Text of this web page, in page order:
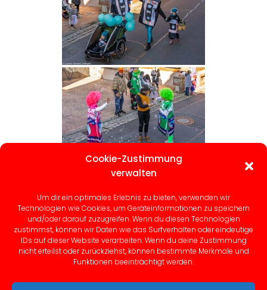
Cookie-Zustimmung
verwalten
Um dir ein optimales Erlebnis zu bieten, verwenden wir
Technologien wie Cookies, um Geräteinformationen zu speichern
und/oder darauf zuzugreifen. Wenn du diesen Technologien
zustimmst, können wir Daten wie das Surfverhalten oder eindeutige
IDs auf dieser Website verarbeiten. Wenn du deine Zustimmung
nicht erteilst oder zurückziehst, können bestimmte Merkmale und
Funktionen beeinträchtigt werden.